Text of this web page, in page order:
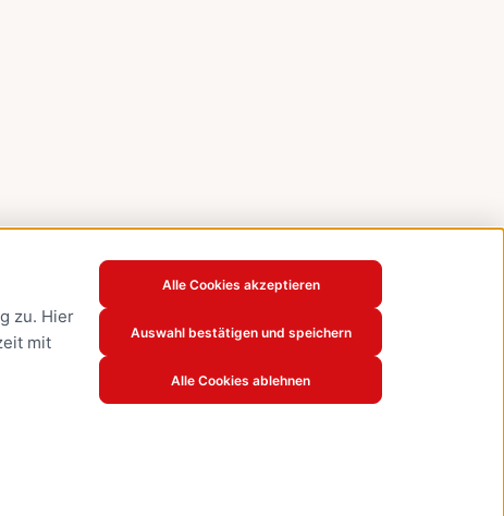
zu. Hier
mit
Alle Cookies akzeptieren
Auswahl bestätigen und speichern
Alle Cookies ablehnen